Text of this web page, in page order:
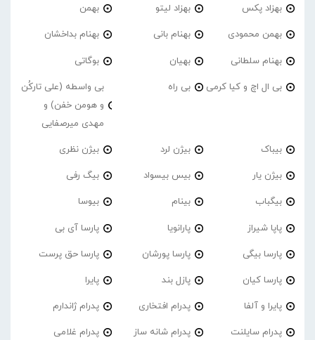
بهزاد پکس بهزاد لیتو بهمن
بهمن محمودی بهنام بانی بهنام بداخشان
بهنام سلطانی بهیان بوگاتی
بی ال اچ و کیا کرمی بی راه
بی واسطه (علی تارکُن
و هومن خفن) و
مهدی میرصفایی
بیباک بیژن لرد بیژن نظری
بیژن یار بیس بیسواد بیگ رفی
بیگباب بینام بیوسا
پاپا شیراز پارانویا پارسا آی بی
پارسا بیگی پارسا پورشان پارسا حق پرست
پارسا کیان پازل بند پایرا
پایرا و آلفا پدرام افتخاری پدرام ژاندارم
پدرام‌ سایلنت پدرام شانه ساز پدرام غلامی